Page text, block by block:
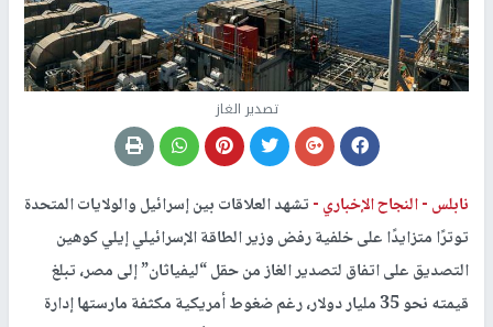
تصدير الغاز
نابلس -النجاح الإخباري -تشهد العلاقات بين إسرائيل والولايات المتحدة
توترًا متزايدًا على خلفية رفض وزير الطاقة الإسرائيلي إيلي كوهين
التصديق على اتفاق لتصدير الغاز من حقل “ليفياثان” إلى مصر، تبلغ
قيمته نحو 35 مليار دولار، رغم ضغوط أمريكية مكثفة مارستها إدارة